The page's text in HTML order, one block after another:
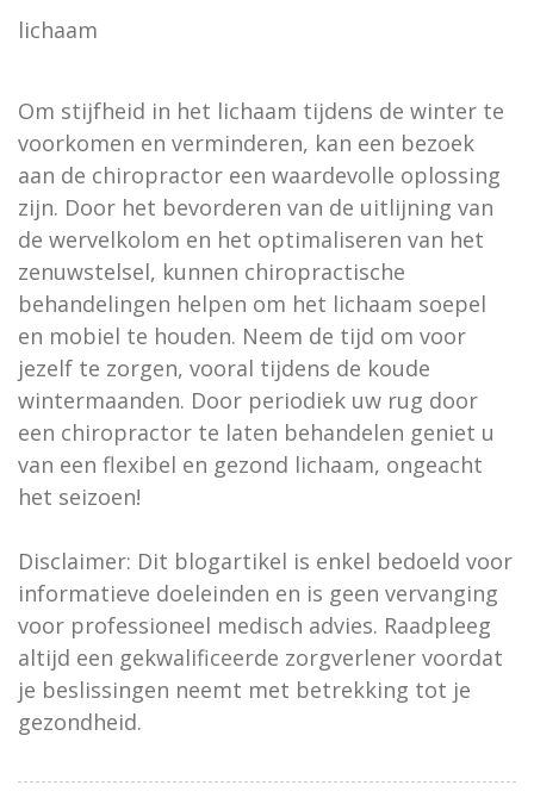
lichaam
Om stijfheid in het lichaam tijdens de winter te
voorkomen en verminderen, kan een bezoek
aan de chiropractor een waardevolle oplossing
zijn. Door het bevorderen van de uitlijning van
de wervelkolom en het optimaliseren van het
zenuwstelsel, kunnen chiropractische
behandelingen helpen om het lichaam soepel
en mobiel te houden. Neem de tijd om voor
jezelf te zorgen, vooral tijdens de koude
wintermaanden. Door periodiek uw rug door
een chiropractor te laten behandelen geniet u
van een flexibel en gezond lichaam, ongeacht
het seizoen!
Disclaimer: Dit blogartikel is enkel bedoeld voor
informatieve doeleinden en is geen vervanging
voor professioneel medisch advies. Raadpleeg
altijd een gekwalificeerde zorgverlener voordat
je beslissingen neemt met betrekking tot je
gezondheid.